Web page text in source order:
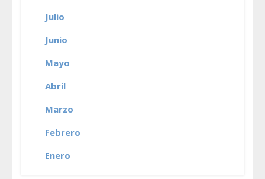
Julio
Junio
Mayo
Abril
Marzo
Febrero
Enero